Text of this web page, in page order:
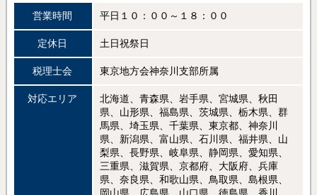
営業時間 平日１０：００～１８：００
定休日 土日祝祭日
税理士会 東京地方会神奈川支部所属
対応エリア
北海道、青森県、岩手県、宮城県、秋田
県、山形県、福島県、茨城県、栃木県、群
馬県、埼玉県、千葉県、東京都、神奈川
県、新潟県、富山県、石川県、福井県、山
梨県、長野県、岐阜県、静岡県、愛知県、
三重県、滋賀県、京都府、大阪府、兵庫
県、奈良県、和歌山県、鳥取県、島根県、